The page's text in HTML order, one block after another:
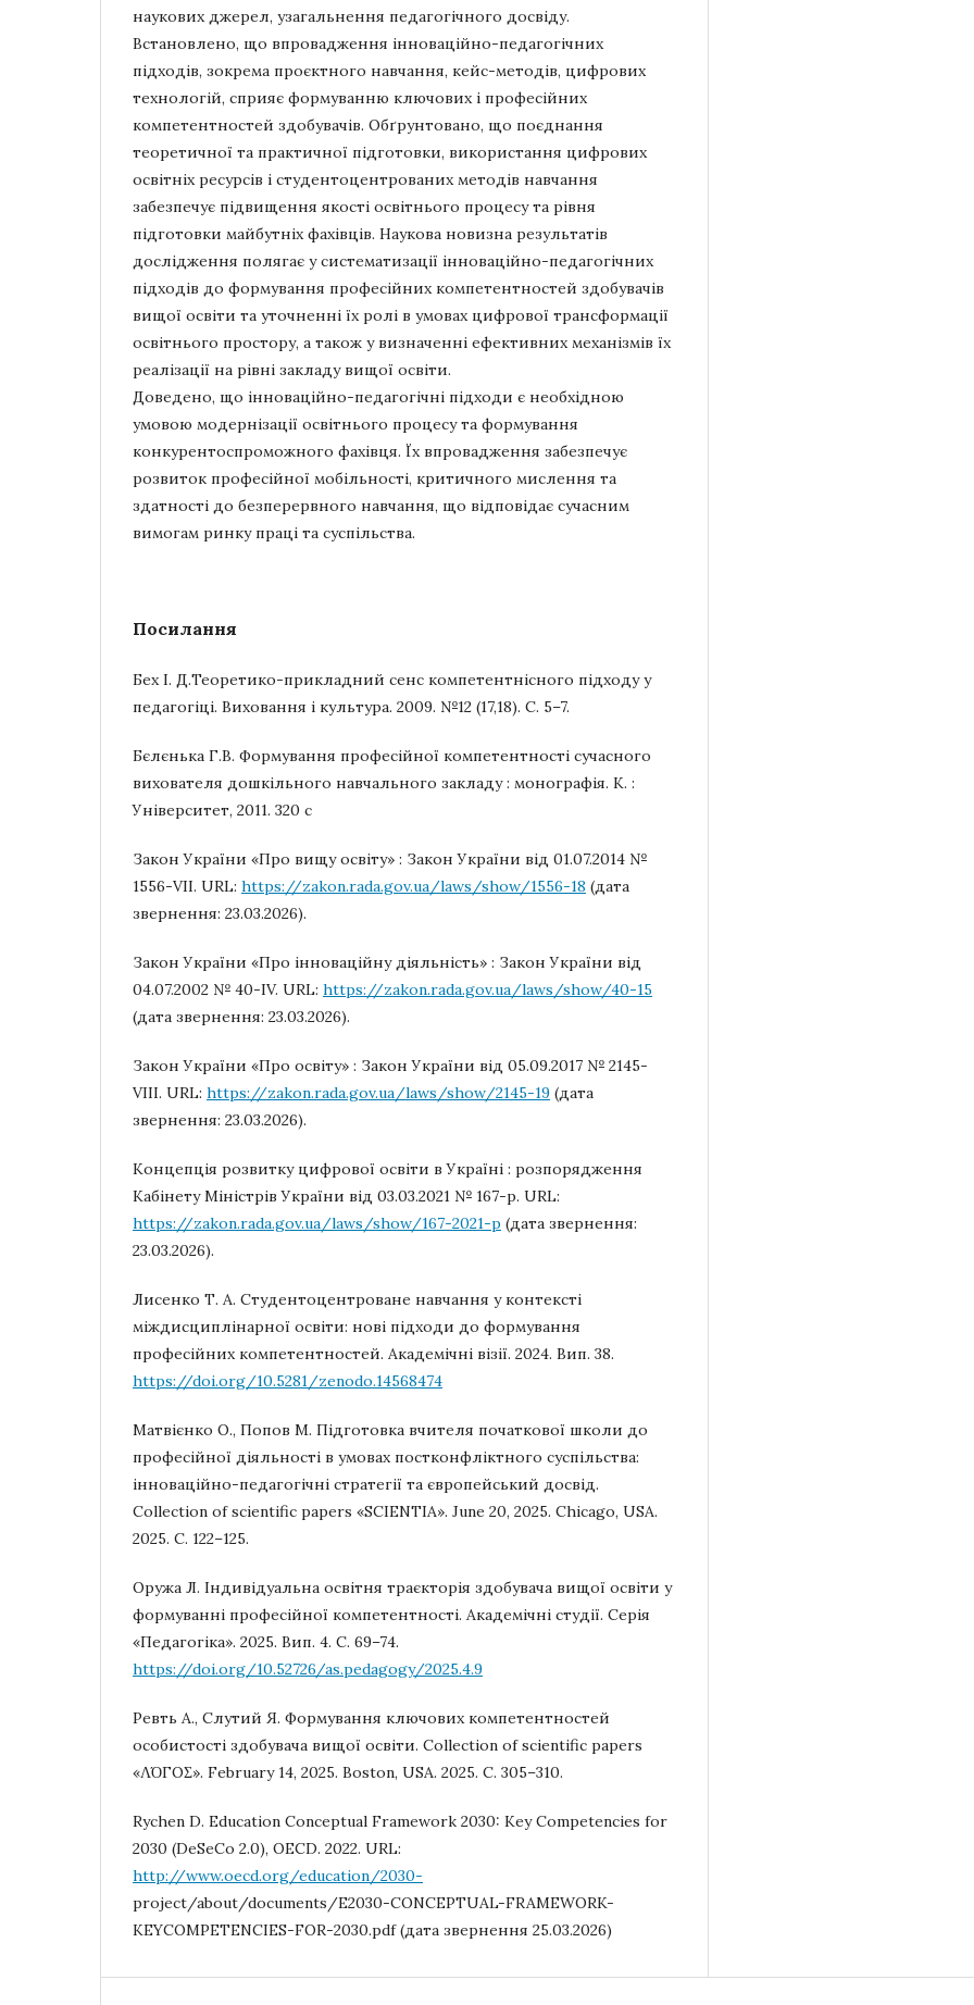
наукових джерел, узагальнення педагогічного досвіду.
Встановлено, що впровадження інноваційно-педагогічних
підходів, зокрема проєктного навчання, кейс-методів, цифрових
технологій, сприяє формуванню ключових і професійних
компетентностей здобувачів. Обґрунтовано, що поєднання
теоретичної та практичної підготовки, використання цифрових
освітніх ресурсів і студентоцентрованих методів навчання
забезпечує підвищення якості освітнього процесу та рівня
підготовки майбутніх фахівців. Наукова новизна результатів
дослідження полягає у систематизації інноваційно-педагогічних
підходів до формування професійних компетентностей здобувачів
вищої освіти та уточненні їх ролі в умовах цифрової трансформації
освітнього простору, а також у визначенні ефективних механізмів їх
реалізації на рівні закладу вищої освіти.
Доведено, що інноваційно-педагогічні підходи є необхідною
умовою модернізації освітнього процесу та формування
конкурентоспроможного фахівця. Їх впровадження забезпечує
розвиток професійної мобільності, критичного мислення та
здатності до безперервного навчання, що відповідає сучасним
вимогам ринку праці та суспільства.
Посилання
Бех І. Д.Теоретико-прикладний сенс компетентнісного підходу у
педагогіці. Виховання і культура. 2009. №12 (17,18). С. 5–7.
Бєлєнька Г.В. Формування професійної компетентності сучасного
вихователя дошкільного навчального закладу : монографія. К. :
Університет, 2011. 320 с
Закон України «Про вищу освіту» : Закон України від 01.07.2014 №
1556-VII. URL: https://zakon.rada.gov.ua/laws/show/1556-18 (дата
звернення: 23.03.2026).
Закон України «Про інноваційну діяльність» : Закон України від
04.07.2002 № 40-IV. URL: https://zakon.rada.gov.ua/laws/show/40-15
(дата звернення: 23.03.2026).
Закон України «Про освіту» : Закон України від 05.09.2017 № 2145-
VIII. URL: https://zakon.rada.gov.ua/laws/show/2145-19 (дата
звернення: 23.03.2026).
Концепція розвитку цифрової освіти в Україні : розпорядження
Кабінету Міністрів України від 03.03.2021 № 167-р. URL:
https://zakon.rada.gov.ua/laws/show/167-2021-р (дата звернення:
23.03.2026).
Лисенко Т. А. Студентоцентроване навчання у контексті
міждисциплінарної освіти: нові підходи до формування
професійних компетентностей. Академічні візії. 2024. Вип. 38.
https://doi.org/10.5281/zenodo.14568474
Матвієнко О., Попов М. Підготовка вчителя початкової школи до
професійної діяльності в умовах постконфліктного суспільства:
інноваційно-педагогічні стратегії та європейський досвід.
Collection of scientific papers «SCIENTIA». June 20, 2025. Chicago, USA.
2025. С. 122–125.
Оружа Л. Індивідуальна освітня траєкторія здобувача вищої освіти у
формуванні професійної компетентності. Академічні студії. Серія
«Педагогіка». 2025. Вип. 4. С. 69–74.
https://doi.org/10.52726/as.pedagogy/2025.4.9
Ревть А., Слутий Я. Формування ключових компетентностей
особистості здобувача вищої освіти. Collection of scientific papers
«ΛΌГOΣ». February 14, 2025. Boston, USA. 2025. С. 305–310.
Rychen D. Education Conceptual Framework 2030: Key Competencies for
2030 (DeSeCo 2.0), OECD. 2022. URL:
http://www.oecd.org/education/2030-
project/about/documents/E2030-CONCEPTUAL-FRAMEWORK-
KEYCOMPETENCIES-FOR-2030.pdf (дата звернення 25.03.2026)